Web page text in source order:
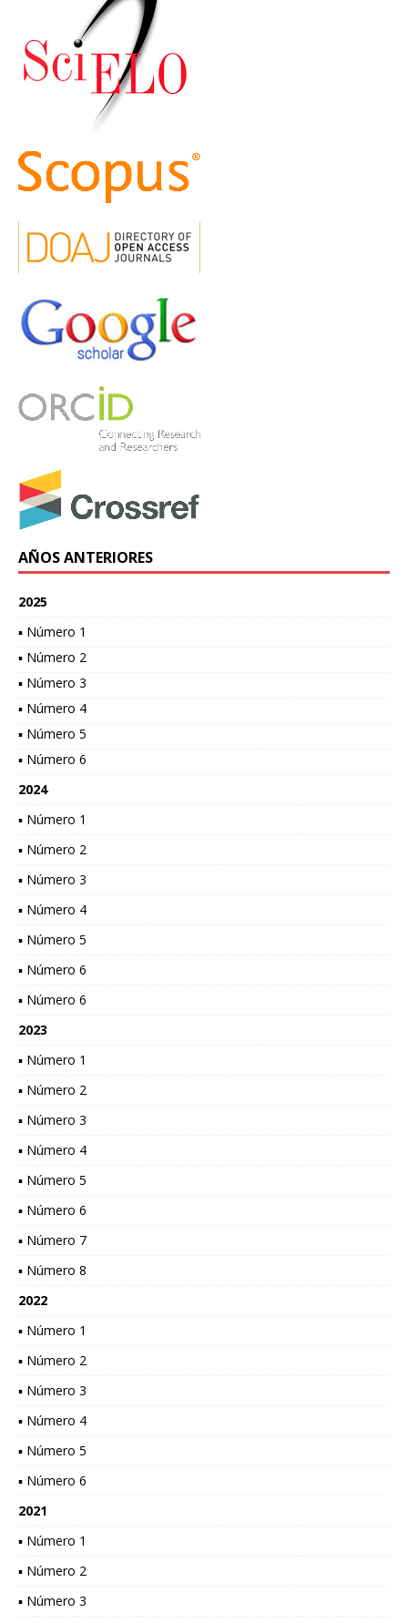
AÑOS ANTERIORES
2025
▪ Número 1
▪ Número 2
▪ Número 3
▪ Número 4
▪ Número 5
▪ Número 6
2024
▪ Número 1
▪ Número 2
▪ Número 3
▪ Número 4
▪ Número 5
▪ Número 6
▪ Número 6
2023
▪ Número 1
▪ Número 2
▪ Número 3
▪ Número 4
▪ Número 5
▪ Número 6
▪ Número 7
▪ Número 8
2022
▪ Número 1
▪ Número 2
▪ Número 3
▪ Número 4
▪ Número 5
▪ Número 6
2021
▪ Número 1
▪ Número 2
▪ Número 3